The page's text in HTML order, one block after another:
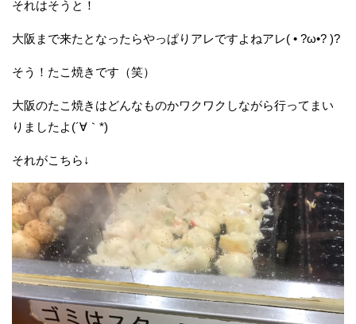
それはそうと！
大阪まで来たとなったらやっぱりアレですよねアレ( • ?ω•? )?
そう！たこ焼きです（笑）
大阪のたこ焼きはどんなものかワクワクしながら行ってまい
りましたよ(´∀｀*)
それがこちら↓